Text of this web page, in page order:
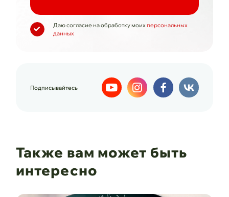
Даю согласие на обработку моих персональных
данных
Подписывайтесь
Также вам может быть
интересно